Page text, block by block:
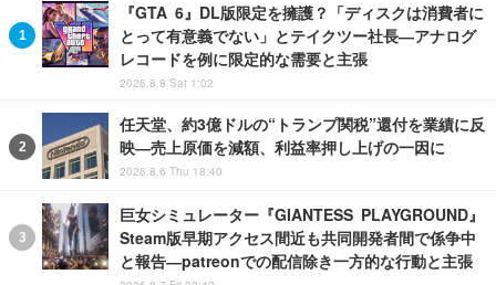
『GTA 6』DL版限定を擁護？「ディスクは消費者に
とって有意義でない」とテイクツー社長―アナログ
レコードを例に限定的な需要と主張
2026.8.8 Sat 1:02
任天堂、約3億ドルの“トランプ関税”還付を業績に反
映―売上原価を減額、利益率押し上げの一因に
2026.8.6 Thu 18:40
巨女シミュレーター『GIANTESS PLAYGROUND』
Steam版早期アクセス間近も共同開発者間で係争中
と報告―patreonでの配信除き一方的な行動と主張